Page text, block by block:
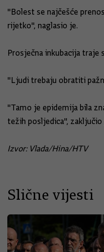
"Bolest se najčešće
rijetko", naglasio je.
Prosječna inkubacija traje
"Ljudi trebaju obratiti
"Tamo je epidemija bila
težih posljedica",
Izvor: Vlada/Hina/HTV
Slične vijesti